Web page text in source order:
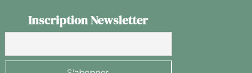
Inscription Newsletter